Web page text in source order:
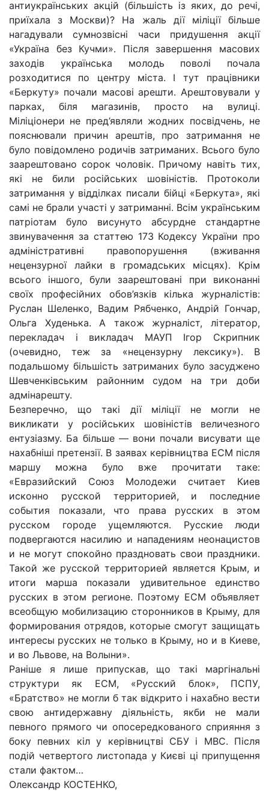
антиукраїнських акцій (більшість із яких, до речі,
приїхала з Москви)? На жаль дії міліції більше
нагадували сумнозвісні часи придушення акції
«Україна без Кучми». Після завершення масових
заходів українська молодь поволі почала
розходитися по центру міста. І тут працівники
«Беркуту» почали масові арешти. Арештовували у
парках, біля магазинів, просто на вулиці.
Міліціонери не пред’являли жодних посвідчень, не
пояснювали причин арештів, про затримання не
було повідомлено родичів затриманих. Всього було
заарештовано сорок чоловік. Причому навіть тих,
які не били російських шовіністів. Протоколи
затримання у відділках писали бійці «Беркута», які
самі не брали участі у затриманні. Всім українським
патріотам було висунуто абсурдне стандартне
звинувачення за статтею 173 Кодексу України про
адміністративні правопорушення (вживання
нецензурної лайки в громадських місцях). Крім
всього іншого, були заарештовані при виконанні
своїх професійних обов’язків кілька журналістів:
Руслан Шеленко, Вадим Рябченко, Андрій Гончар,
Ольга Худенька. А також журналіст, літератор,
перекладач і викладач МАУП Ігор Скрипник
(очевидно, теж за «нецензурну лексику»). В
подальшому більшість затриманих було засуджено
Шевченківським районним судом на три доби
адмінарешту.
Безперечно, що такі дії міліції не могли не
викликати у російських шовіністів величезного
ентузіазму. Ба більше — вони почали висувати ще
нахабніші претензії. В заявах керівництва ЕСМ після
маршу можна було вже прочитати таке:
«Евразийский Союз Молодежи считает Киев
исконно русской территорией, и последние
события показали, что права русских в этом
русском городе ущемляются. Русские люди
подвергаются насилию и нападениям неонацистов
и не могут спокойно праздновать свои праздники.
Такой же русской территорией является Крым, и
итоги марша показали удивительное единство
русских в этом регионе. Поэтому ЕСМ объявляет
всеобщую мобилизацию сторонников в Крыму, для
формирования отрядов, которые смогут защищать
интересы русских не только в Крыму, но и в Киеве,
и во Львове, на Волыни».
Раніше я лише припускав, що такі маргінальні
структури як ЕСМ, «Русский блок», ПСПУ,
«Братство» не могли б так відкрито і нахабно вести
свою антидержавну діяльність, якби не мали
певного прямого чи опосередкованого сприяння з
боку певних кіл у керівництві СБУ і МВС. Після
подій четвертого листопада у Києві ці припущення
стали фактом…
Олександр КОСТЕНКО,